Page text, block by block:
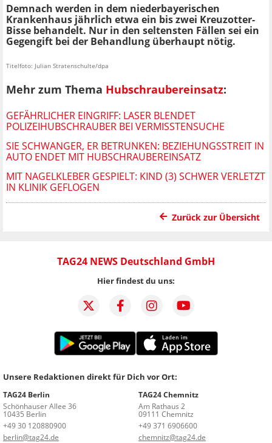
Demnach werden in dem niederbayerischen
Krankenhaus jährlich etwa ein bis zwei Kreuzotter-
Bisse behandelt. Nur in den seltensten Fällen sei ein
Gegengift bei der Behandlung überhaupt nötig.
Titelfoto: Julian Stratenschulte/dpa
Mehr zum Thema Hubschraubereinsatz:
GEFÄHRLICHER EINGRIFF: LASER BLENDET
POLIZEIHUBSCHRAUBER BEI VERMISSTENSUCHE
SIE SCHWANGER, ER BETRUNKEN: BEZIEHUNGSSTREIT IN
AUTO ENDET MIT HUBSCHRAUBEREINSATZ
MIT NAGELKLEBER GESPIELT: KIND (3) SCHWER VERLETZT
IN KLINIK GEFLOGEN
Zurück zur Übersicht
TAG24 NEWS Deutschland GmbH
Hier findest du uns:
Unsere Redaktionen direkt für Dich vor Ort:
TAG24 Berlin
Schönhauser Allee 36
10435 Berlin
+49 30 120880900
berlin@tag24.de
TAG24 Chemnitz
Am Rathaus 2
09111 Chemnitz
+49 371 6906600
chemnitz@tag24.de